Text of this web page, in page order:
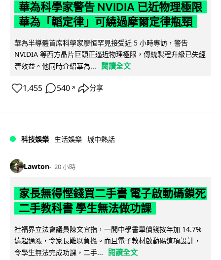
華為科學家警告 NVIDIA 已近物理極限
華為「韜定律」可繞過摩爾定律瓶頸
華為半導體首席科學家廖恒罕見接受近 5 小時專訪，警告
NVIDIA 等西方晶片巨頭正逼近物理極限，傳統製程升級已失經
濟效益。他同時介紹華為...
閱讀全文
1,455 540 ↗ 分享
科技娛樂 生活娛樂 城中熱話
Lawton 20 小時
家長無得慳錢買二手書 電子啟動碼鎖死
二手教科書 學生無法做功課
社福界立法會議員陳文宜指，一間中學書單價錢按年加 14.7%
遠超通漲，令家長難以負擔。而且電子教材啟動碼這項設計，
令學生無法完成功課，二手...
閱讀全文